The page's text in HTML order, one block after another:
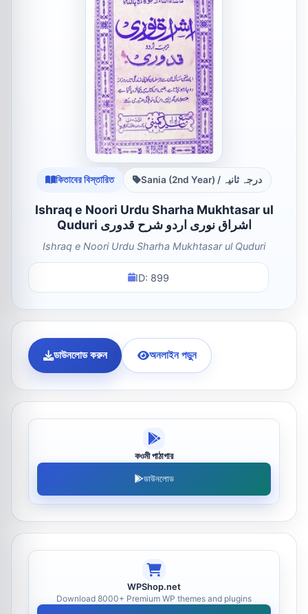
কিতাবের বিস্তারিত Sania (2nd Year) / درجہ ثانیہ
Ishraq e Noori Urdu Sharha Mukhtasar ul
Quduri اشراق نوری اردو شرح قدوری
Ishraq e Noori Urdu Sharha Mukhtasar ul Quduri
ID: 899
ডাউনলোড করুন অনলাইন পড়ুন
কওমী পাঠাগার
ডাউনলোড
WPShop.net
Download 8000+ Premium WP themes and plugins